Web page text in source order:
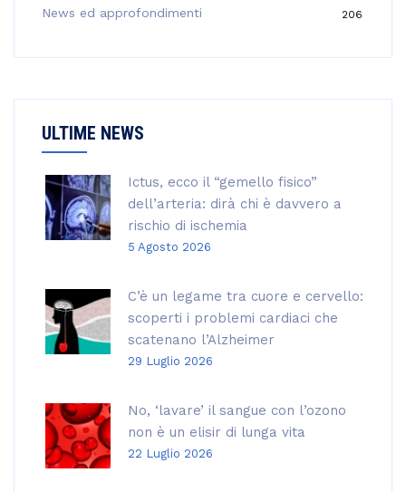
News ed approfondimenti 206
ULTIME NEWS
Ictus, ecco il “gemello fisico”
dell’arteria: dirà chi è davvero a
rischio di ischemia
5 Agosto 2026
C’è un legame tra cuore e cervello:
scoperti i problemi cardiaci che
scatenano l’Alzheimer
29 Luglio 2026
No, ‘lavare’ il sangue con l’ozono
non è un elisir di lunga vita
22 Luglio 2026